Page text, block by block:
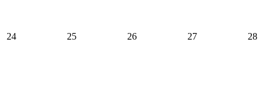
24 25 26 27 28